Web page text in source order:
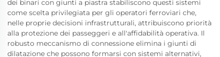
dei binari con giunti a piastra stabiliscono questi sistemi
come scelta privilegiata per gli operatori ferroviari che,
nelle proprie decisioni infrastrutturali, attribuiscono priorità
alla protezione dei passeggeri e all'affidabilità operativa. Il
robusto meccanismo di connessione elimina i giunti di
dilatazione che possono formarsi con sistemi alternativi,